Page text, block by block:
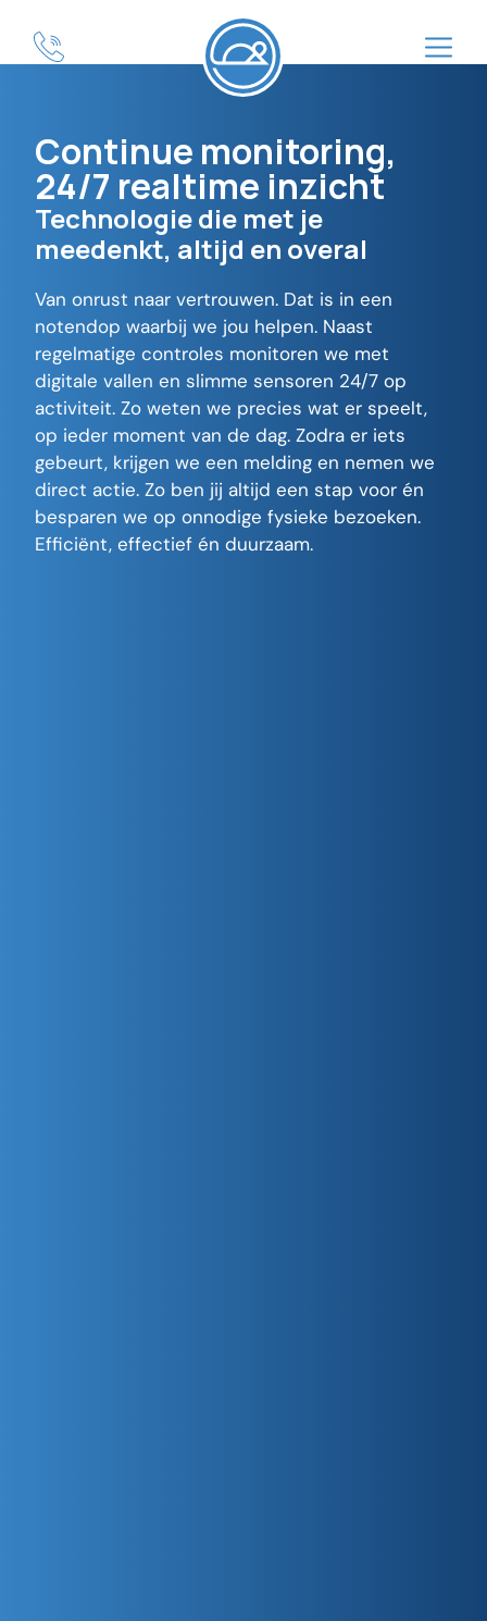
Continue monitoring,
24/7 realtime inzicht
Technologie die met je
meedenkt, altijd en overal
Van onrust naar vertrouwen. Dat is in een
notendop waarbij we jou helpen. Naast
regelmatige controles monitoren we met
digitale vallen en slimme sensoren 24/7 op
activiteit. Zo weten we precies wat er speelt,
op ieder moment van de dag. Zodra er iets
gebeurt, krijgen we een melding en nemen we
direct actie. Zo ben jij altijd een stap voor én
besparen we op onnodige fysieke bezoeken.
Efficiënt, effectief én duurzaam.